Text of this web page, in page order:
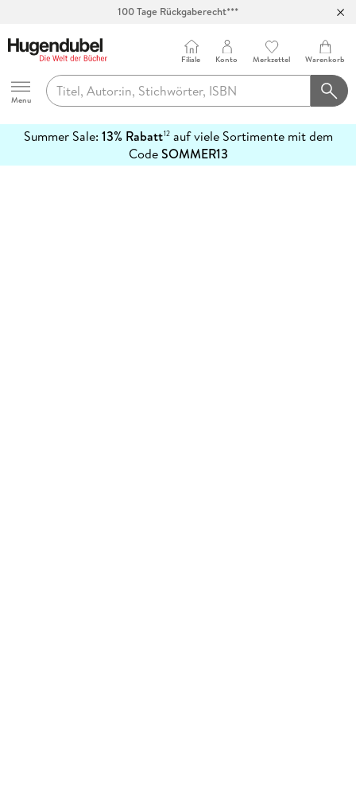
100 Tage Rückgaberecht***
Hugendubel
Menu
Filiale Konto Merkzettel Warenkorb
Summer Sale: 13% Rabatt12auf viele Sortimente mit dem
CodeSOMMER13
erfahren